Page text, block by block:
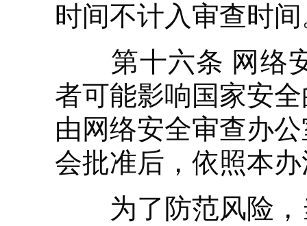
时间不计入审查时
第十六条 网络安
者可能影响国家安
由网络安全审查办
会批准后，依照本
为了防范风险，